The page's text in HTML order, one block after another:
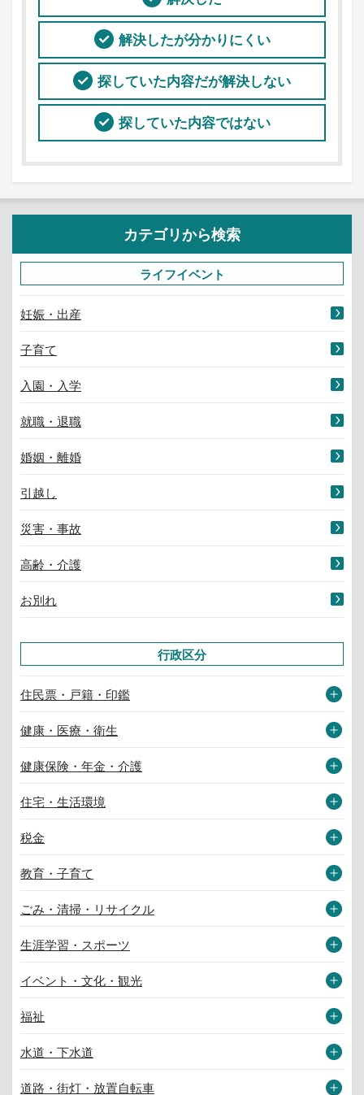
解決したが分かりにくい
探していた内容だが解決しない
探していた内容ではない
カテゴリから検索
ライフイベント
妊娠・出産
子育て
入園・入学
就職・退職
婚姻・離婚
引越し
災害・事故
高齢・介護
お別れ
行政区分
住民票・戸籍・印鑑
健康・医療・衛生
健康保険・年金・介護
住宅・生活環境
税金
教育・子育て
ごみ・清掃・リサイクル
生涯学習・スポーツ
イベント・文化・観光
福祉
水道・下水道
道路・街灯・放置自転車